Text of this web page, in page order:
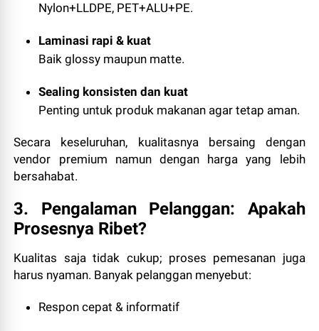
Nylon+LLDPE, PET+ALU+PE.
Laminasi rapi & kuat
Baik glossy maupun matte.
Sealing konsisten dan kuat
Penting untuk produk makanan agar tetap aman.
Secara keseluruhan, kualitasnya bersaing dengan
vendor premium namun dengan harga yang lebih
bersahabat.
3. Pengalaman Pelanggan: Apakah
Prosesnya Ribet?
Kualitas saja tidak cukup; proses pemesanan juga
harus nyaman. Banyak pelanggan menyebut:
Respon cepat & informatif